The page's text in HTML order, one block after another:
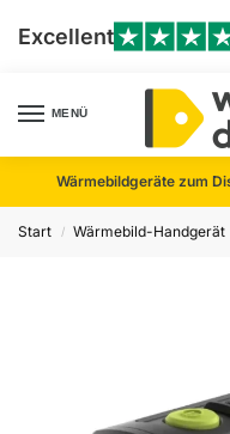
Excellent
MENÜ
Wärmebildgeräte zum
Start / Wärmebild-Handgerät